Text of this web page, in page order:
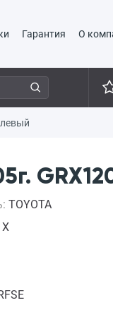
Гарантия О
TOYOTA
X